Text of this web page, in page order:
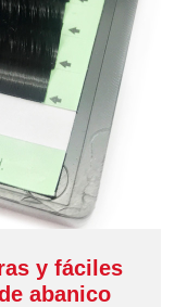
y fáciles
abanico